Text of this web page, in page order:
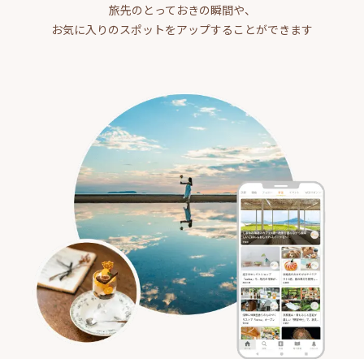
旅先のとっておきの瞬間や、
お気に入りのスポットをアップすることができます